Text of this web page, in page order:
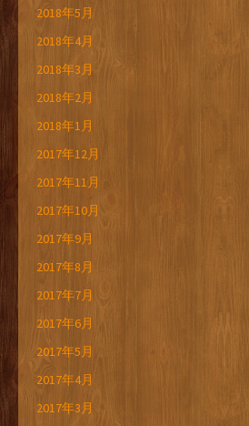
2018年5月
2018年4月
2018年3月
2018年2月
2018年1月
2017年12月
2017年11月
2017年10月
2017年9月
2017年8月
2017年7月
2017年6月
2017年5月
2017年4月
2017年3月